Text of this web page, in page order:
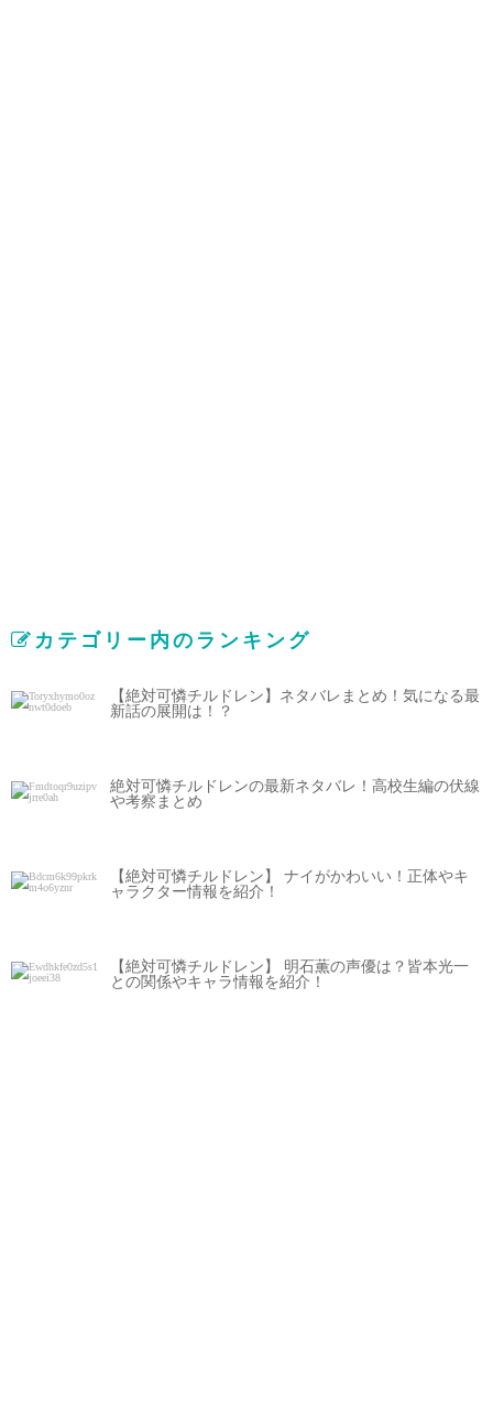
カテゴリー内のランキング
【絶対可憐チルドレン】ネタバレまとめ！気になる最
新話の展開は！？
絶対可憐チルドレンの最新ネタバレ！高校生編の伏線
や考察まとめ
【絶対可憐チルドレン】 ナイがかわいい！正体やキ
ャラクター情報を紹介！
【絶対可憐チルドレン】 明石薫の声優は？皆本光一
との関係やキャラ情報を紹介！